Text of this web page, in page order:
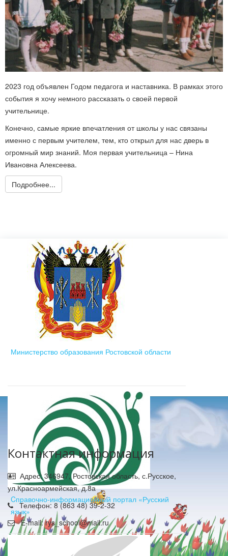
2023 год объявлен Годом педагога и наставника. В рамках этого
события я хочу немного рассказать о своей первой
учительнице.
Конечно, самые яркие впечатления от школы у нас связаны
именно с первым учителем, тем, кто открыл для нас дверь в
огромный мир знаний. Моя первая учительница – Нина
Ивановна Алексеева.
Подробнее...
Министерство образования Ростовской области
Cправочно-информационный портал «Русский
язык»
Контактная информация
Адрес: 346947, Ростовская область, с.Русское,
ул.Красноармейская, д.8а
Телефон: 8 (863 48) 39-2-32
E-mail: rys_school@mail.ru